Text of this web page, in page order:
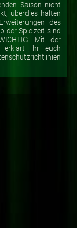
Saison nicht
überdies halten
des
der Spielzeit sind
Mit der
erklärt ihr euch